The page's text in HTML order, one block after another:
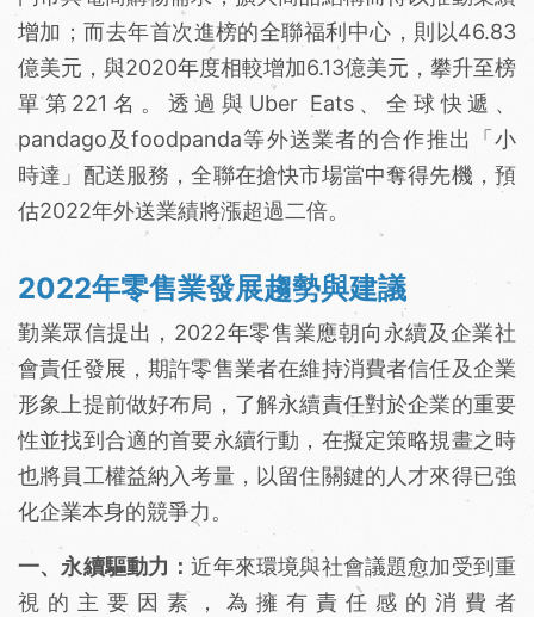
增加；而去年首次進榜的全聯福利中心，則以46.83
億美元，與2020年度相較增加6.13億美元，攀升至榜
單第221名。透過與Uber Eats、全球快遞、
pandago及foodpanda等外送業者的合作推出「小
時達」配送服務，全聯在搶快市場當中奪得先機，預
估2022年外送業績將漲超過二倍。
2022年零售業發展趨勢與建議
勤業眾信提出，2022年零售業應朝向永續及企業社
會責任發展，期許零售業者在維持消費者信任及企業
形象上提前做好布局，了解永續責任對於企業的重要
性並找到合適的首要永續行動，在擬定策略規畫之時
也將員工權益納入考量，以留住關鍵的人才來得已強
化企業本身的競爭力。
一、永續驅動力：近年來環境與社會議題愈加受到重
視的主要因素，為擁有責任感的消費者